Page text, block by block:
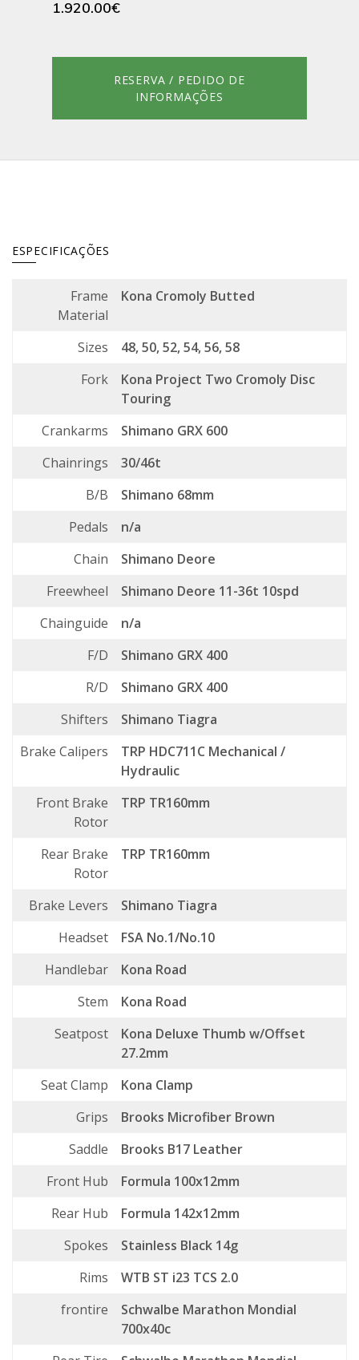
1.920.00€
RESERVA / PEDIDO DE
INFORMAÇÕES
ESPECIFICAÇÕES
Frame
Material
Kona Cromoly Butted
Sizes
48, 50, 52, 54, 56, 58
Fork
Kona Project Two Cromoly Disc
Touring
Crankarms
Shimano GRX 600
Chainrings
30/46t
B/B
Shimano 68mm
Pedals
n/a
Chain
Shimano Deore
Freewheel
Shimano Deore 11-36t 10spd
Chainguide
n/a
F/D
Shimano GRX 400
R/D
Shimano GRX 400
Shifters
Shimano Tiagra
Brake Calipers
TRP HDC711C Mechanical /
Hydraulic
Front Brake
Rotor
TRP TR160mm
Rear Brake
Rotor
TRP TR160mm
Brake Levers
Shimano Tiagra
Headset
FSA No.1/No.10
Handlebar
Kona Road
Stem
Kona Road
Seatpost
Kona Deluxe Thumb w/Offset
27.2mm
Seat Clamp
Kona Clamp
Grips
Brooks Microfiber Brown
Saddle
Brooks B17 Leather
Front Hub
Formula 100x12mm
Rear Hub
Formula 142x12mm
Spokes
Stainless Black 14g
Rims
WTB ST i23 TCS 2.0
frontire
Schwalbe Marathon Mondial
700x40c